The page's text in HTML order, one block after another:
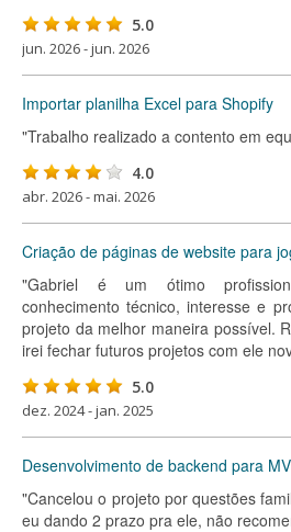
5.0
jun. 2026 - jun. 2026
Importar planilha Excel para Shopify
"Trabalho realizado a contento em
4.0
abr. 2026 - mai. 2026
Criação de páginas de website para
"Gabriel é um ótimo
conhecimento técnico, interesse e
projeto da melhor maneira possível.
irei fechar futuros projetos com ele
5.0
dez. 2024 - jan. 2025
Desenvolvimento de backend para
"Cancelou o projeto por questões
eu dando 2 prazo pra ele, não